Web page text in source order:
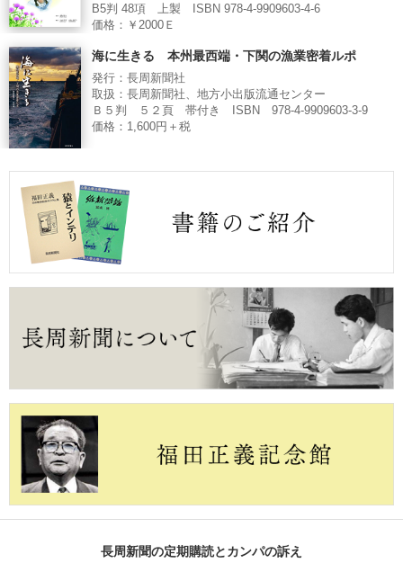
B5判 48項 上製 ISBN 978-4-9909603-4-6
価格：￥2000Ｅ
海に生きる 本州最西端・下関の漁業密着ルポ
発行：長周新聞社
取扱：長周新聞社、地方小出版流通センター
Ｂ５判 ５２頁 帯付き ISBN 978-4-9909603-3-9
価格：1,600円＋税
長周新聞の定期購読とカンパの訴え